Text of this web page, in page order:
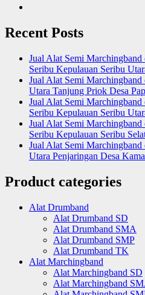
Recent Posts
Jual Alat Semi
Seribu Kepulauan Seribu
Jual Alat Semi
Utara Tanjung Priok Desa
Jual Alat Semi
Seribu Kepulauan Seribu
Jual Alat Semi
Seribu Kepulauan Seribu
Jual Alat Semi
Utara Penjaringan Desa
Product categories
Alat Drumband
Alat Drumband SD
Alat Drumband SMA
Alat Drumband SMP
Alat Drumband TK
Alat Marchingband
Alat Marchingband SD
Alat Marchingband